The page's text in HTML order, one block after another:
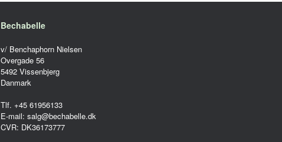
Bechabelle
v/ Benchaphorn Nielsen
Overgade 56
5492 Vissenbjerg
Danmark
Tlf. +45 61956133
E-mail: salg@bechabelle.dk
CVR: DK36173777